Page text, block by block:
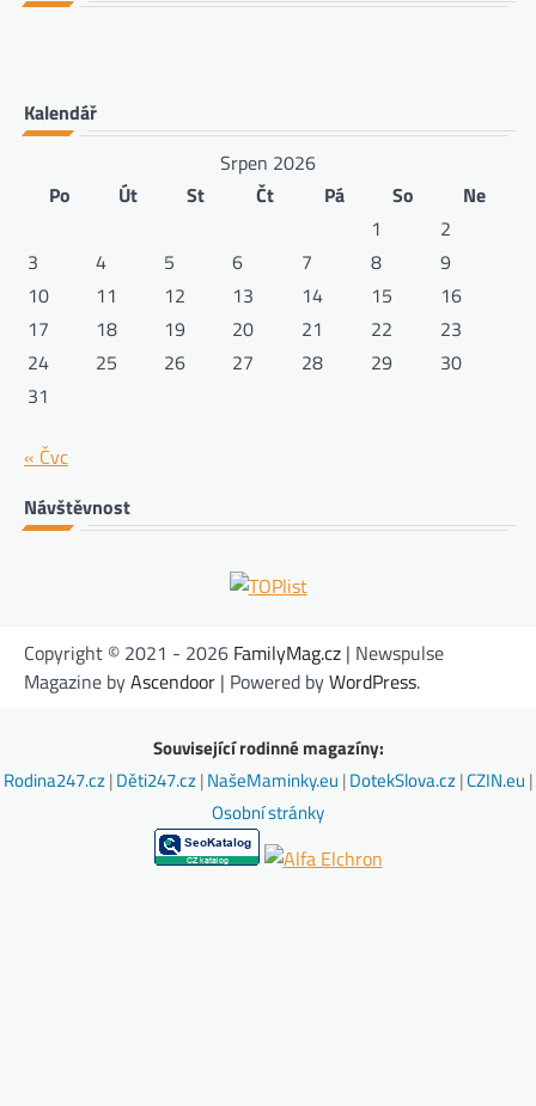
Kalendář
Srpen 2026
Po
Út St Čt Pá So
Ne
1
2
3
4 5 6 7 8
9
10
11 12 13 14 15
16
17
18 19 20 21 22
23
24
25 26 27 28 29
30
31
« Čvc
Návštěvnost
Copyright © 2021 - 2026 FamilyMag.cz | Newspulse
Magazine byAscendoor | Powered byWordPress.
Související rodinné magazíny:
Rodina247.cz|Děti247.cz|NašeMaminky.eu |DotekSlova.cz|CZIN.eu |
Osobní stránky